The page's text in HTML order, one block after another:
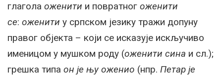
глагола оженити и повратног оженити
се: оженити у српском језику тражи допуну
правог објекта – који се исказује искључиво
именицом у мушком роду (оженити сина и сл.);
грешка типа он је њу оженио (нпр. Петар је